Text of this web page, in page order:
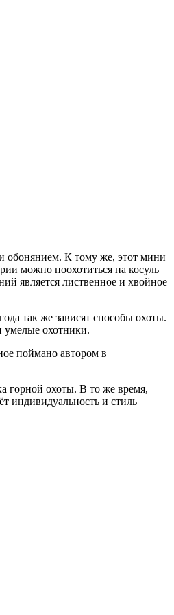
обонянием. К тому же, этот мини
можно поохотиться на косуль
является лиственное и хвойное
так же зависят способы охоты.
умелые охотники.
поймано автором в
горной охоты. В то же время,
индивидуальность и стиль